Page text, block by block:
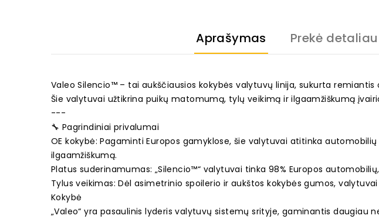
Aprašymas Prekė detaliau
Valeo Silencio™ – tai aukščiausios kokybės valytuvų linija, sukurta
Šie valytuvai užtikrina puikų matomumą, tylų veikimą ir ilgaamžiškumą
---
🔧 Pagrindiniai privalumai
OE kokybė: Pagaminti Europos gamyklose, šie valytuvai atitinka
ilgaamžiškumą.
Platus suderinamumas: „Silencio™“ valytuvai tinka 98% Europos
Tylus veikimas: Dėl asimetrinio spoilerio ir aukštos kokybės gumos,
Kokybė
„Valeo“ yra pasaulinis lyderis valytuvų sistemų srityje, gaminantis daugiau